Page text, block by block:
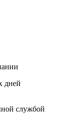
дней
службой